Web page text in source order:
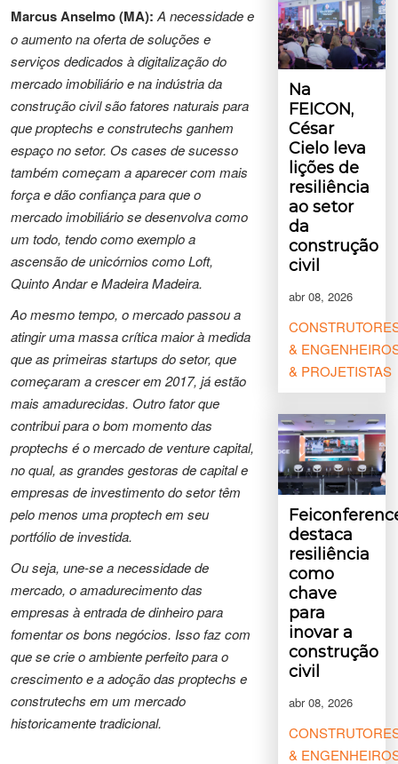
Marcus Anselmo (MA): A necessidade e
o aumento na oferta de soluções e
serviços dedicados à digitalização do
mercado imobiliário e na indústria da
construção civil são fatores naturais para
que proptechs e construtechs ganhem
espaço no setor. Os cases de sucesso
também começam a aparecer com mais
força e dão confiança para que o
mercado imobiliário se desenvolva como
um todo, tendo como exemplo a
ascensão de unicórnios como Loft,
Quinto Andar e Madeira Madeira.
Ao mesmo tempo, o mercado passou a
atingir uma massa crítica maior à medida
que as primeiras startups do setor, que
começaram a crescer em 2017, já estão
mais amadurecidas. Outro fator que
contribui para o bom momento das
proptechs é o mercado de venture capital,
no qual, as grandes gestoras de capital e
empresas de investimento do setor têm
pelo menos uma proptech em seu
portfólio de investida.
Ou seja, une-se a necessidade de
mercado, o amadurecimento das
empresas à entrada de dinheiro para
fomentar os bons negócios. Isso faz com
que se crie o ambiente perfeito para o
crescimento e a adoção das proptechs e
construtechs em um mercado
historicamente tradicional.
Na
FEICON,
César
Cielo leva
lições de
resiliência
ao setor
da
construção
civil
abr 08, 2026
&
& PROJETISTAS
destaca
resiliência
como
chave
para
inovar a
construção
civil
abr 08, 2026
&